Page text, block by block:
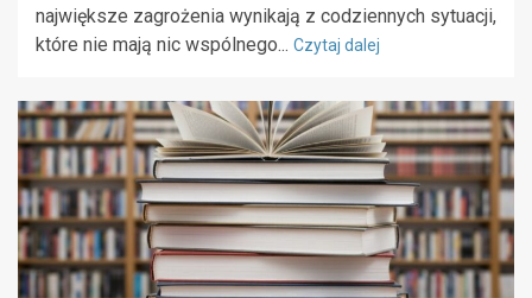
największe zagrożenia wynikają z codziennych sytuacji,
które nie mają nic wspólnego... Czytaj dalej